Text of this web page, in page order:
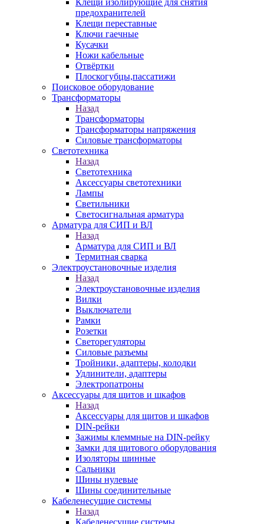
Клещи изолирующие для снятия
предохранителей
Клещи переставные
Ключи гаечные
Кусачки
Ножи кабельные
Отвёртки
Плоскогубцы,пассатижи
Поисковое оборудование
Трансформаторы
Назад
Трансформаторы
Трансформаторы напряжения
Силовые трансформаторы
Светотехника
Назад
Светотехника
Аксессуары светотехники
Лампы
Светильники
Светосигнальная арматура
Арматура для СИП и ВЛ
Назад
Арматура для СИП и ВЛ
Термитная сварка
Электроустановочные изделия
Назад
Электроустановочные изделия
Вилки
Выключатели
Рамки
Розетки
Светорегуляторы
Силовые разъемы
Тройники, адаптеры, колодки
Удлинители, адаптеры
Электропатроны
Аксессуары для щитов и шкафов
Назад
Аксессуары для щитов и шкафов
DIN-рейки
Зажимы клеммные на DIN-рейку
Замки для щитового оборудования
Изоляторы шинные
Сальники
Шины нулевые
Шины соединительные
Кабеленесущие системы
Назад
Кабеленесущие системы